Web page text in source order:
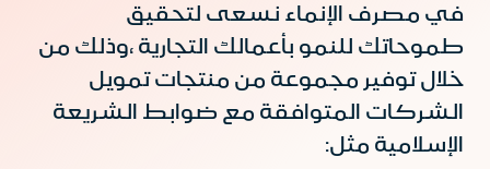
في مصرف الإنماء نسعى لتحقيق
طموحاتك للنمو بأعمالك التجارية ،وذلك من
خلال توفير مجموعة من منتجات تمويل
الشركات المتوافقة مع ضوابط الشريعة
الإسلامية مثل: